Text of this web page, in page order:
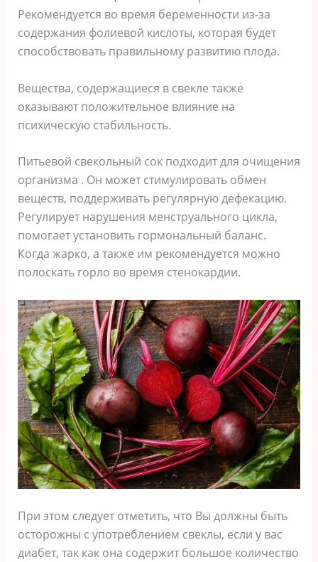
Рекомендуется во время беременности из-за
содержания фолиевой кислоты, которая будет
способствовать правильному развитию плода.
Вещества, содержащиеся в свекле также
оказывают положительное влияние на
психическую стабильность.
Питьевой свекольный сок подходит для очищения
организма . Он может стимулировать обмен
веществ, поддерживать регулярную дефекацию.
Регулирует нарушения менструального цикла,
помогает установить гормональный баланс.
Когда жарко, а также им рекомендуется можно
полоскать горло во время стенокардии.
При этом следует отметить, что Вы должны быть
осторожны с употреблением свеклы, если у вас
диабет, так как она содержит большое количество